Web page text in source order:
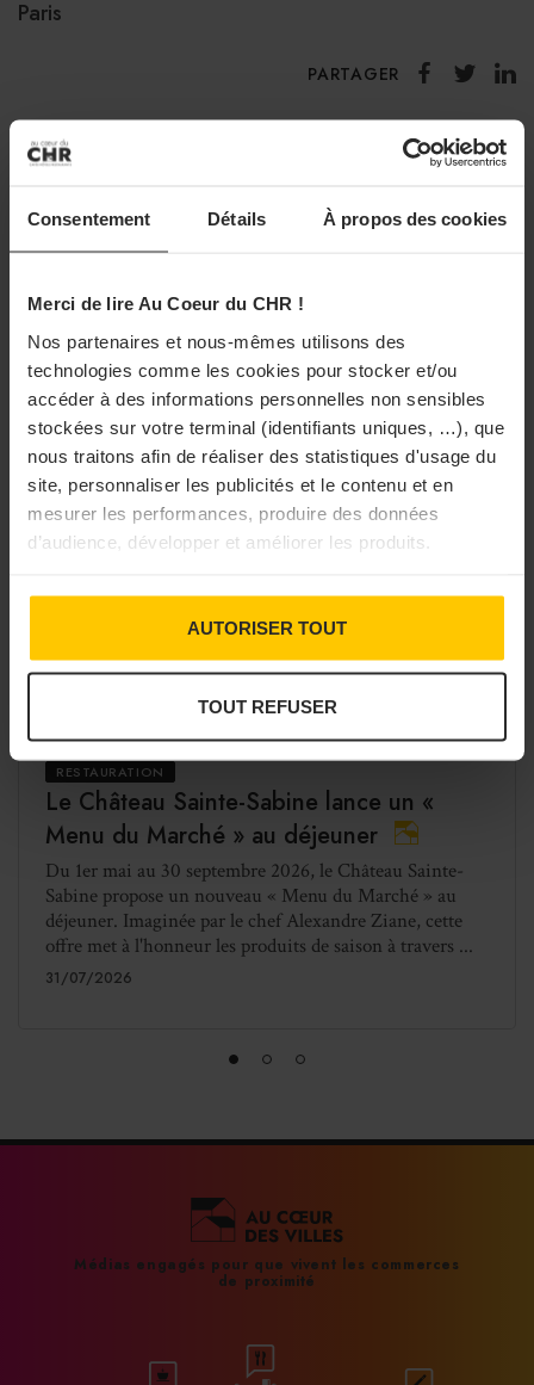
Consentement Détails À propos des cookies
Merci de lire Au Coeur du CHR !
Nos partenaires et nous-mêmes utilisons des
technologies comme les cookies pour stocker et/ou
accéder à des informations personnelles non sensibles
stockées sur votre terminal (identifiants uniques, …), que
nous traitons afin de réaliser des statistiques d'usage du
site, personnaliser les publicités et le contenu et en
mesurer les performances, produire des données
d’audience, développer et améliorer les produits.
AUTORISER TOUT
TOUT REFUSER
Paris
PARTAGER
DANS LA MÊME RUBRIQUE
RESTAURATION
Le Château Sainte-Sabine lance un «
Menu du Marché » au déjeuner
Du 1er mai au 30 septembre 2026, le Château Sainte-
Sabine propose un nouveau « Menu du Marché » au
déjeuner. Imaginée par le chef Alexandre Ziane, cette
offre met à l'honneur les produits de saison à travers ...
31/07/2026
Médias engagés pour que vivent les commerces
de proximité